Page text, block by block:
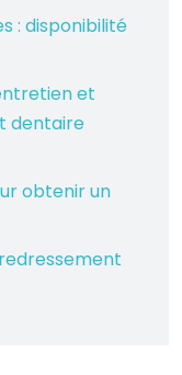
: disponibilité
et
dentaire
obtenir un